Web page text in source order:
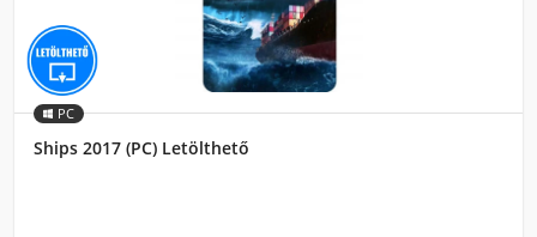
PC
Ships 2017 (PC) Letölthető